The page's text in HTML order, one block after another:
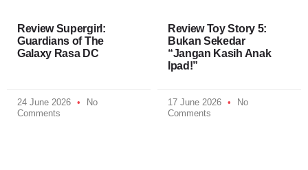
Review Supergirl:
Guardians of The
Galaxy Rasa DC
24 June 2026
No
Comments
Review Toy Story 5:
Bukan Sekedar
“Jangan Kasih Anak
Ipad!”
17 June 2026
No
Comments